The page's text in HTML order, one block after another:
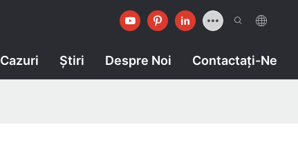
Cazuri Ştiri Despre Noi Contactaţi-Ne